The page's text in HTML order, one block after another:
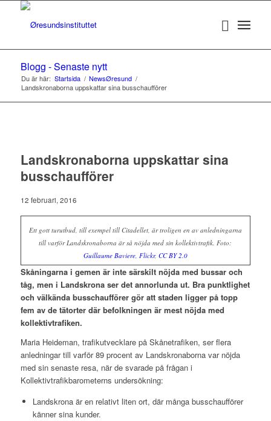
Blogg - Senaste nytt
Du är här: Startsida / NewsØresund /
Landskronaborna uppskattar sina busschaufförer
Landskronaborna uppskattar sina
busschaufförer
12 februari, 2016
Ett gott turutbud, till exempel till Citadellet, är troligen en av anledningarna
till varför Landskronaborna är så nöjda med sin kollektivtrafik. Foto:
Guillaume Baviere, Flickr, CC BY 2.0
Skåningarna i gemen är inte särskilt nöjda med bussar och
tåg, men i Landskrona ser det annorlunda ut. Bra punktlighet
och välkända busschaufförer gör att staden ligger på topp
fem av de tätorter där befolkningen är mest nöjda med
kollektivtrafiken.
Maria Heideman, trafikutvecklare på Skånetrafiken, ser flera
anledningar till varför 89 procent av Landskronaborna var nöjda
med sin senaste resa, när de svarade på frågan i
Kollektivtrafikbarometerns undersökning:
Landskrona är en relativt liten ort, där många busschaufförer
känner sina kunder.